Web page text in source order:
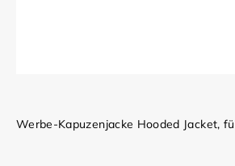
Werbe-Kapuzenjacke Hooded Jacket,